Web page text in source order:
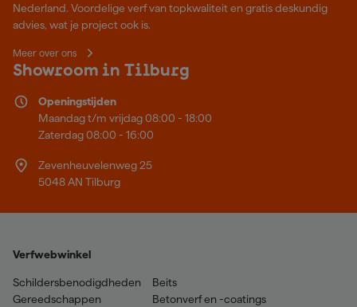
Nederland. Voordelige verf van topkwaliteit en gratis deskundig
advies, wat je project ook is.
Meer over ons
Showroom in Tilburg
Openingstijden
Maandag t/m vrijdag 08:00 - 18:00
Zaterdag 08:00 - 16:00
Zevenheuvelenweg 25
5048 AN Tilburg
Verfwebwinkel
Schildersbenodigdheden
Gereedschappen
Beits
Betonverf en -coatings